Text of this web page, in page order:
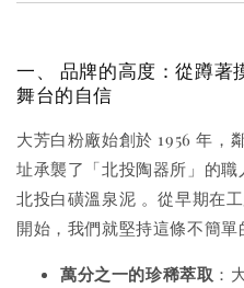
一、 品牌的高度：從蹲著
舞台的自信
大芳白粉廠始創於 1956 年，
址承襲了「北投陶器所」的
北投白磺溫泉泥 。從早期在
開始，我們就堅持這條不簡單
萬分之一的珍稀萃取 ：